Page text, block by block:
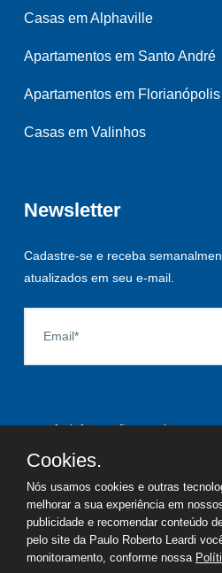
Casas em Alphaville
Apartamentos em Santo André
Apartamentos em Florianópolis
Casas em Valinhos
Newsletter
Cadastre-se e receba
atualizados em seu e-mail.
As informações aqui
proprietário do imóvel e estão
©2026Copyright - Paulo Roberto
Cookies.
Nós usamos cookies e outras
melhorar a sua experiência em
publicidade e recomendar conteúdo
pelo site da Paulo Roberto Leardi
monitoramento, conforme nossa